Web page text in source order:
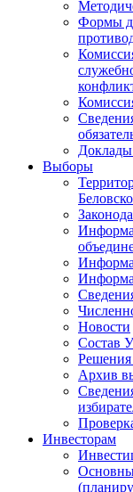
Формы
Выборы
Новости
Состав
Архив
Инвесторам